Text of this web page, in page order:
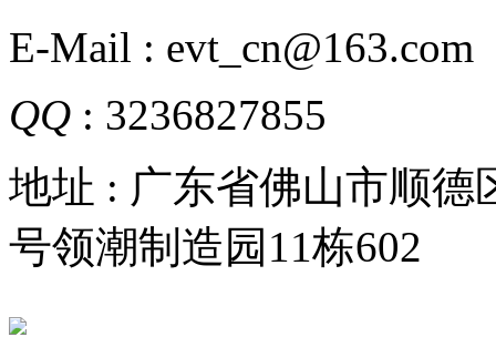
E-Mail : evt_cn@163.com
QQ : 3236827855
地址 : 广东省佛山市顺德
号领潮制造园11栋602